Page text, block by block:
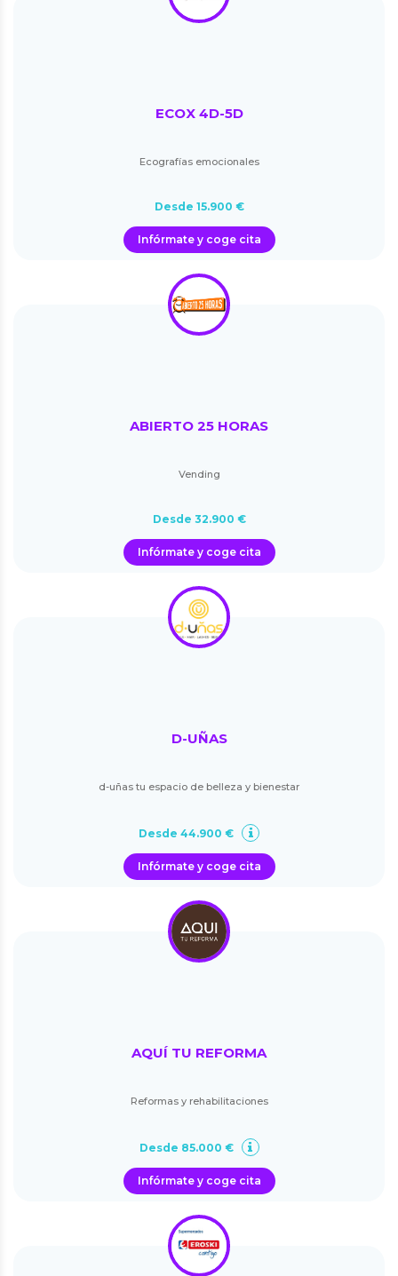
ECOX 4D-5D
Ecografías emocionales
Desde 15.900 €
Infórmate y coge cita
ABIERTO 25 HORAS
Vending
Desde 32.900 €
Infórmate y coge cita
D-UÑAS
d-uñas tu espacio de belleza y bienestar
Desde 44.900 €
Infórmate y coge cita
AQUÍ TU REFORMA
Reformas y rehabilitaciones
Desde 85.000 €
Infórmate y coge cita